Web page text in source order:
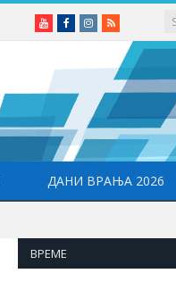
YoutubeFacebookInstagram
RSS
ДАНИ ВРАЊА 2026
ВРЕМЕ